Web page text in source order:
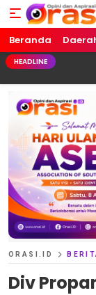
Orasi.ID
Opini dan
Beranda
HEADLINE
ORASI.ID
Div